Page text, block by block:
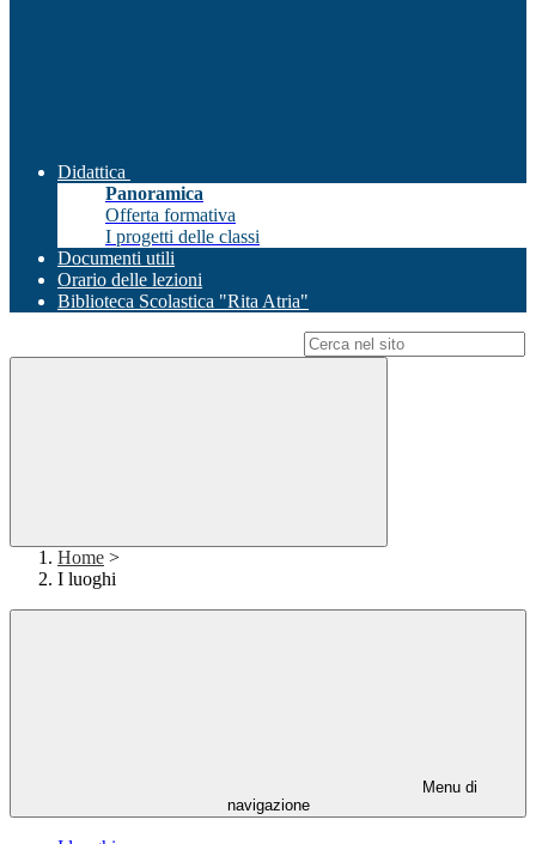
Didattica
Panoramica
Offerta formativa
I progetti delle classi
Documenti utili
Orario delle lezioni
Biblioteca Scolastica "Rita Atria"
Home >
I luoghi
Menu di
navigazione